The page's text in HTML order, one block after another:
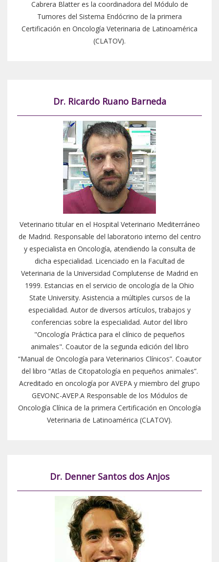
Cabrera Blatter es la coordinadora del Módulo de
Tumores del Sistema Endócrino de la primera
Certificación en Oncología Veterinaria de Latinoamérica
(CLATOV).
Dr. Ricardo Ruano Barneda
Veterinario titular en el Hospital Veterinario Mediterráneo
de Madrid. Responsable del laboratorio interno del centro
y especialista en Oncología, atendiendo la consulta de
dicha especialidad. Licenciado en la Facultad de
Veterinaria de la Universidad Complutense de Madrid en
1999. Estancias en el servicio de oncología de la Ohio
State University. Asistencia a múltiples cursos de la
especialidad. Autor de diversos artículos, trabajos y
conferencias sobre la especialidad. Autor del libro
"Oncología Práctica para el clínico de pequeños
animales". Coautor de la segunda edición del libro
“Manual de Oncología para Veterinarios Clínicos”. Coautor
del libro “Atlas de Citopatología en pequeños animales”.
Acreditado en oncología por AVEPA y miembro del grupo
GEVONC-AVEP.A Responsable de los Módulos de
Oncología Clínica de la primera Certificación en Oncología
Veterinaria de Latinoamérica (CLATOV).
Dr. Denner Santos dos Anjos